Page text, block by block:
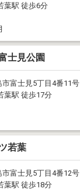
葉駅 徒歩6分
士見公園
富士見5丁目4番11号
葉駅 徒歩17分
若葉
富士見5丁目4番12号
葉駅 徒歩18分